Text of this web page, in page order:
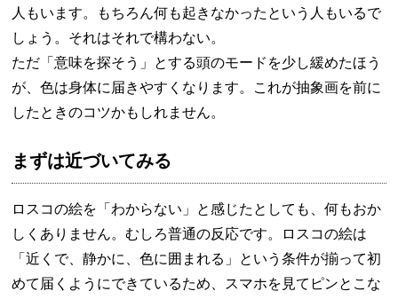
人もいます。もちろん何も起きなかったという人もいるで
しょう。それはそれで構わない。
ただ「意味を探そう」とする頭のモードを少し緩めたほう
が、色は身体に届きやすくなります。これが抽象画を前に
したときのコツかもしれません。
まずは近づいてみる
ロスコの絵を「わからない」と感じたとしても、何もおか
しくありません。むしろ普通の反応です。ロスコの絵は
「近くで、静かに、色に囲まれる」という条件が揃って初
めて届くようにできているため、スマホを見てピンとこな